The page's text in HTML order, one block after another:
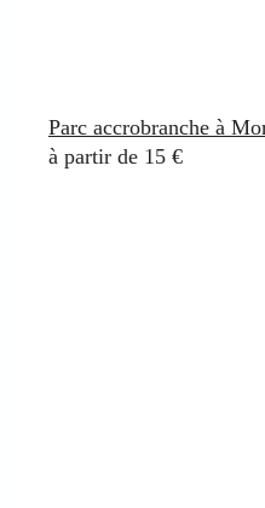
Parc accrobranche à
à partir de 15 €